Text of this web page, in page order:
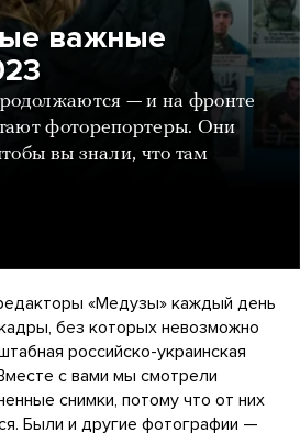
важные
— и на фронте
фоторепортеры. Они
вы знали, что там
«Медузы» каждый день
без которых невозможно
российско-украинская
с вами мы смотрели
снимки, потому что от них
Были и другие фотографии —